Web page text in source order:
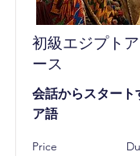
初級エジプト
ース
会話からスター
ア語
Price